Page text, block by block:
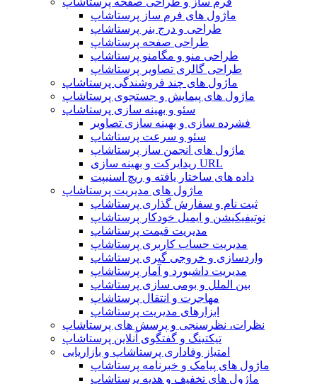
ماژول های فرم ساز پرستاشاپ
طراحی و درج بنر پرستاشاپ
طراحی صفحه پرستاشاپ
طراحی منو و مگامنو پرستاشاپ
طراحی گالری تصاویر پرستاشاپ
ماژول های چند فروشندگی پرستاشاپ
ماژول های پیمایش و جستجوی پرستاشاپ
سئو و بهینه سازی پرستاشاپ
فشرده سازی و بهینه سازی تصاویر
سئو و سرعت پرستاشاپ
ماژول های انجمن ساز پرستاشاپ
ریدایرکت و بهینه سازی URL
داده های ساختار یافته و ریچ اسنیپت
ماژول های مدیریت پرستاشاپ
ثبت نام و سفارش گذاری پرستاشاپ
نوتیفیکیشن و ایمیل خودکار پرستاشاپ
مدیریت قیمت پرستاشاپ
مدیریت حساب کاربری پرستاشاپ
واردسازی و خروجی گیری پرستاشاپ
مدیریت داشبورد و آمار پرستاشاپ
بین الملل و بومی سازی پرستاشاپ
مهاجرت و انتقال پرستاشاپ
ابزارهای مدیریت پرستاشاپ
نظرات، نظرسنجی و پرسش های پرستاشاپ
تیکتینگ و گفتگوی آنلاین پرستاشاپ
امتیاز وفاداری پرستاشاپ و بازاریابی
ماژول های پیامک و خبرنامه پرستاشاپ
ماژول های تخفیف و هدیه پرستاشاپ